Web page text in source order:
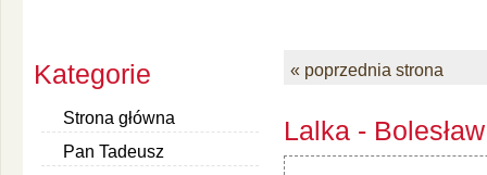
Kategorie
Strona główna
Pan Tadeusz
« poprzednia strona
Lalka -